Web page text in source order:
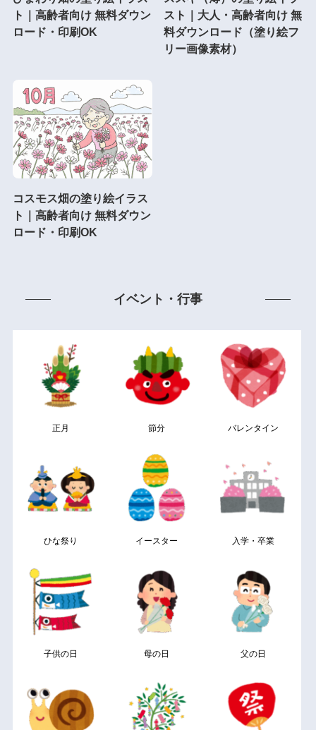
ト｜高齢者向け 無料ダウン
ロード・印刷OK
スト｜大人・高齢者向け 無
料ダウンロード（塗り絵フ
リー画像素材）
コスモス畑の塗り絵イラス
ト｜高齢者向け 無料ダウン
ロード・印刷OK
イベント・行事
正月 節分 バレンタイン
ひな祭り イースター 入学・卒業
子供の日 母の日 父の日